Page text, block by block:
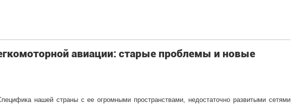
авиации: старые проблемы и новые
нашей страны с ее огромными пространствами, недостаточно развитыми сетями